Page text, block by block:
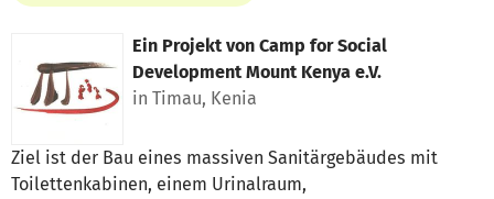
Ein Projekt von Camp for Social
Development Mount Kenya e.V.
in Timau, Kenia
Ziel ist der Bau eines massiven Sanitärgebäudes mit
Toilettenkabinen, einem Urinalraum,